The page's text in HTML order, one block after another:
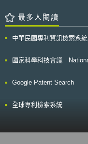
最多人閱讀
中華民國專利資訊檢索系統
國家科學科技會議
Google Patent Search
全球專利檢索系統